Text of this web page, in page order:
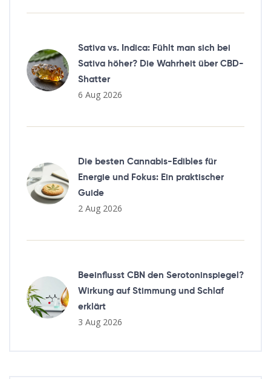
Sativa vs. Indica: Fühlt man sich bei
Sativa höher? Die Wahrheit über CBD-
Shatter
6 Aug 2026
Die besten Cannabis-Edibles für
Energie und Fokus: Ein praktischer
Guide
2 Aug 2026
Beeinflusst CBN den Serotoninspiegel?
Wirkung auf Stimmung und Schlaf
erklärt
3 Aug 2026